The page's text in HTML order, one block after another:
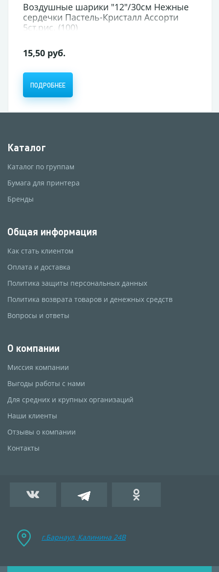
Воздушные шарики "12"/30см Нежные
сердечки Пастель-Кристалл Ассорти
5ст.рис. (100)
15,50 руб.
ПОДРОБНЕЕ
Каталог
Каталог по группам
Бумага для принтера
Бренды
Общая информация
Как стать клиентом
Оплата и доставка
Политика защиты персональных данных
Политика возврата товаров и денежных средств
Вопросы и ответы
О компании
Миссия компании
Выгоды работы с нами
Для средних и крупных организаций
Наши клиенты
Отзывы о компании
Контакты
г.Барнаул, Калинина 24B